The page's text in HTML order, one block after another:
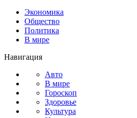
Экономика
Общество
Политика
В мире
Навигация
Авто
В мире
Гороскоп
Здоровье
Культура